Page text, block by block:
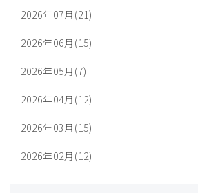
2026年07月(21)
2026年06月(15)
2026年05月(7)
2026年04月(12)
2026年03月(15)
2026年02月(12)